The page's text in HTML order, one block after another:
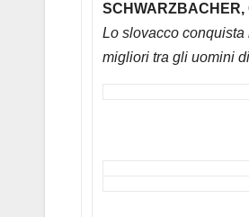
SCHWARZBACHER,
Lo slovacco
migliori tra gli uomini